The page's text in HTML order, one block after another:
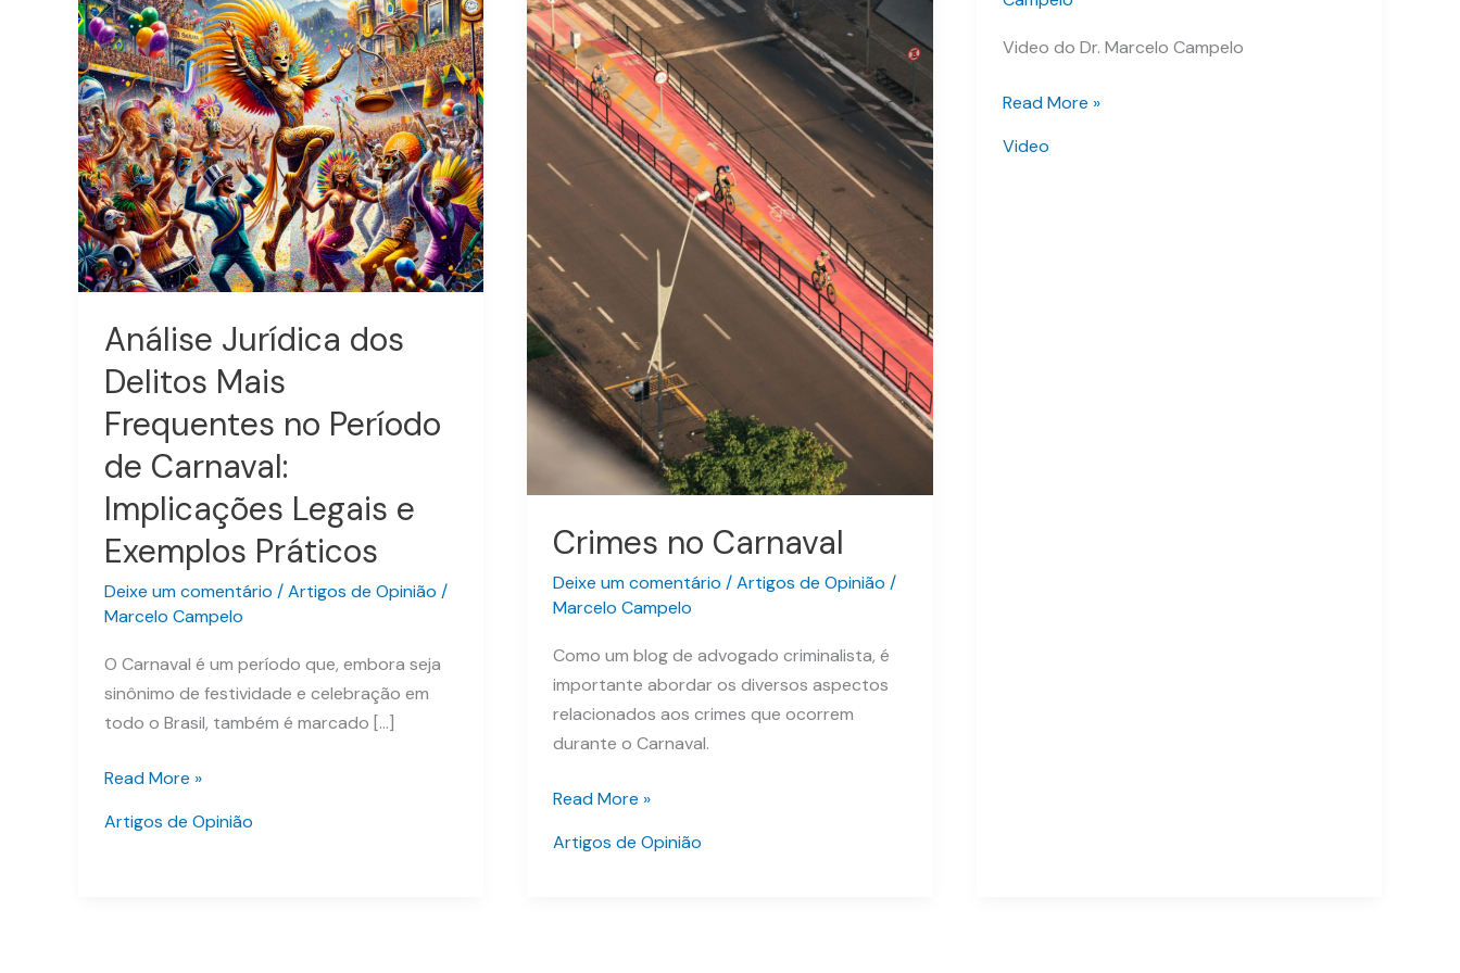
Análise Jurídica dos
Delitos Mais
Frequentes no Período
de Carnaval:
Implicações Legais e
Exemplos Práticos
Deixe um comentário /Artigos de Opinião /
Marcelo Campelo
O Carnaval é um período que, embora seja
sinônimo de festividade e celebração em
todo o Brasil, também é marcado […]
Mais
Frequentes
no
Período
de
Carnaval:
Implicações
Legais
e
Exemplos
Read More »
Artigos de Opinião
Crimes no Carnaval
Deixe um comentário /Artigos de Opinião /
Marcelo Campelo
Como um blog de advogado criminalista, é
importante abordar os diversos aspectos
relacionados aos crimes que ocorrem
durante o Carnaval.
Read More »
Artigos de Opinião
Video do Dr. Marcelo Campelo
Read More »
Video